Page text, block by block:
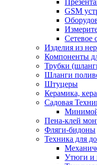
GSM
Сетевое
Изделия из
Компоненты
Трубки
Шланги
Штуцеры
Керамика,
Садовая
Пена-клей
Фляги-бидоны
Техника для
Утюги и